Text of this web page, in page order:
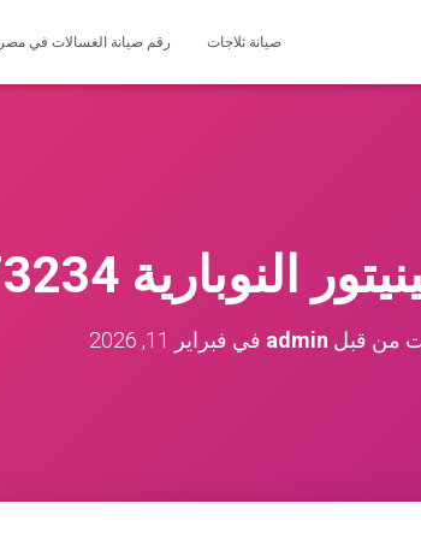
صيانة ثلاجات رقم صيانة الغسالات في مصر 01127571696
01200373234
من قبل admin في فبراير 11, 2026